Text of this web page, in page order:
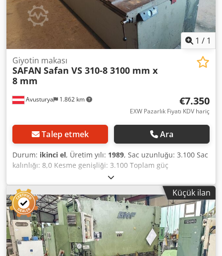
1 / 1
Avusturya 1.862 km
Giyotin makası
SAFAN Safan VS 310-8 3100 mm x
8 mm
€7.350
EXW Pazarlık Fiyatı KDV hariç
Talep etmek Ara
Durum: ikinci el, Üretim yılı: 1989, Sac uzunluğu: 3.100 Sac
kalınlığı: 8,0 Kesme genişliği: 3.100 Toplam güç
gereksinimi: 11 Yaklaşık ağırlık: 7.500 Boyutlar (UxGxY):
4.180 x 2.150 x 2.000 Teknik veriler: Sac kalınlığı: 8 mm
Kesim uzunluğu: 3.100 mm Djdpfx Aijru Un Hekjck Arka
durdurucu: motorlu 1.000 mm Kesme boşluğu ayarlaması
11 kilowatt
Küçük ilan